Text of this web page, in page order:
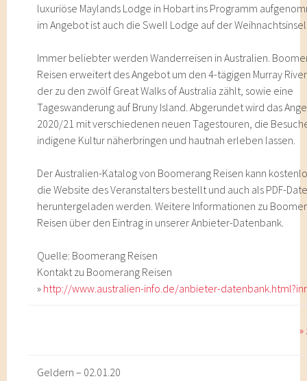
luxuriöse Maylands Lodge in Hobart ins Programm
im Angebot ist auch die Swell Lodge auf der
Immer beliebter werden Wanderreisen in Australien.
Reisen erweitert des Angebot um den 4-tägigen Murray
der zu den zwölf Great Walks of Australia zählt, sowie eine
Tageswanderung auf Bruny Island. Abgerundet wird das
2020/21 mit verschiedenen neuen Tagestouren, die
indigene Kultur näherbringen und hautnah erleben lassen.
Der Australien-Katalog von Boomerang Reisen kann
die Website des Veranstalters bestellt und auch als PDF-
heruntergeladen werden. Weitere Informationen zu
Reisen über den Eintrag in unserer Anbieter-Datenbank.
Quelle: Boomerang Reisen
Kontakt zu Boomerang Reisen
» http://www.australien-info.de/anbieter-
Geldern – 02.01.20